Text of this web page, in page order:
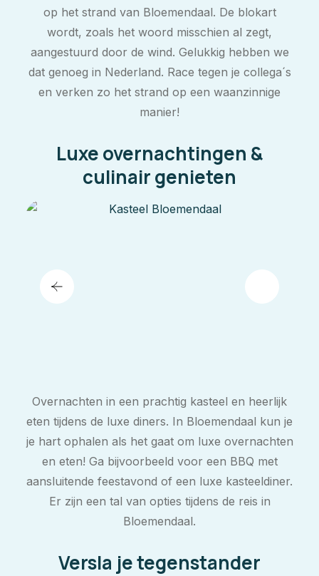
op het strand van Bloemendaal. De blokart
wordt, zoals het woord misschien al zegt,
aangestuurd door de wind. Gelukkig hebben we
dat genoeg in Nederland. Race tegen je collega´s
en verken zo het strand op een waanzinnige
manier!
Luxe overnachtingen &
culinair genieten
Overnachten in een prachtig kasteel en heerlijk
eten tijdens de luxe diners. In Bloemendaal kun je
je hart ophalen als het gaat om luxe overnachten
en eten! Ga bijvoorbeeld voor een BBQ met
aansluitende feestavond of een luxe kasteeldiner.
Er zijn een tal van opties tijdens de reis in
Bloemendaal.
Versla je tegenstander